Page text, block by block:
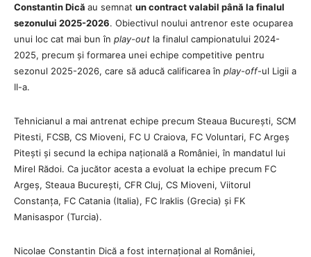
Constantin Dică au semnat un contract valabil până la finalul
sezonului 2025-2026. Obiectivul noului antrenor este ocuparea
unui loc cat mai bun în play-out la finalul campionatului 2024-
2025, precum și formarea unei echipe competitive pentru
sezonul 2025-2026, care să aducă calificarea în play-off-ul Ligii a
II-a.
Tehnicianul a mai antrenat echipe precum Steaua București, SCM
Pitesti, FCSB, CS Mioveni, FC U Craiova, FC Voluntari, FC Argeș
Pitești și secund la echipa națională a României, în mandatul lui
Mirel Rădoi. Ca jucător acesta a evoluat la echipe precum FC
Argeș, Steaua București, CFR Cluj, CS Mioveni, Viitorul
Constanța, FC Catania (Italia), FC Iraklis (Grecia) și FK
Manisaspor (Turcia).
Nicolae Constantin Dică a fost internațional al României,